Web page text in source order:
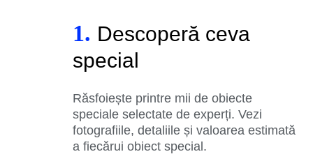
1. Descoperă ceva
special
Răsfoiește printre mii de obiecte
speciale selectate de experți. Vezi
fotografiile, detaliile și valoarea estimată
a fiecărui obiect special.